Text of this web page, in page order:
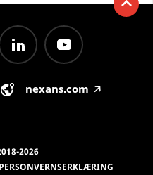
nexans.com 🡥
2026